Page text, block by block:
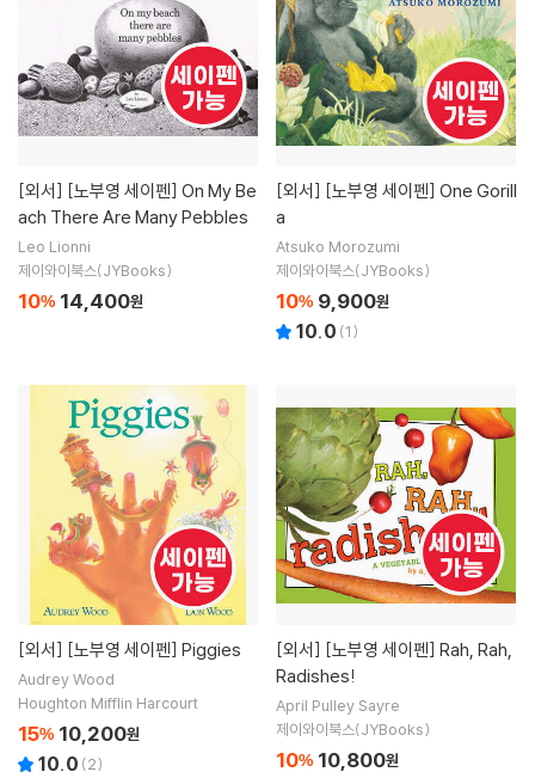
[외서]
ach There Are Many Pebbles
Leo Lionni
제이와이북스(JYBooks)
10% 14,400원
[외서]
a
Atsuko Morozumi
제이와이북스(JYBooks)
10% 9,900원
10.0 (1)
[외서] [노부영 세이펜] Piggies
Audrey Wood
Houghton Mifflin Harcourt
15% 10,200원
10.0 (2)
[외서]
Radishes!
April Pulley Sayre
제이와이북스(JYBooks)
10% 10,800원